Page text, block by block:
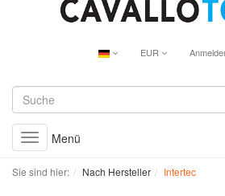
EUR
Toggle
navigation
Menü
Sie sind hier: Nach Hersteller Intertec